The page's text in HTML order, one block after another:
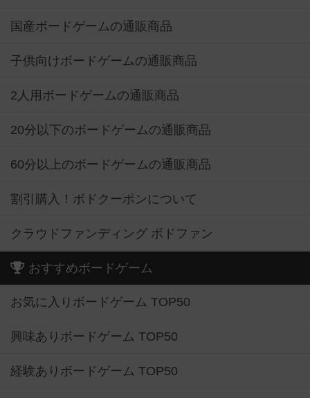
国産ボードゲームの通販商品
子供向けボードゲームの通販商品
2人用ボードゲームの通販商品
20分以下のボードゲームの通販商品
60分以上のボードゲームの通販商品
割引購入！ボドクーポンについて
クラウドファンディング ボドファン
おすすめボードゲーム
お気に入りボードゲーム TOP50
興味ありボードゲーム TOP50
経験ありボードゲーム TOP50